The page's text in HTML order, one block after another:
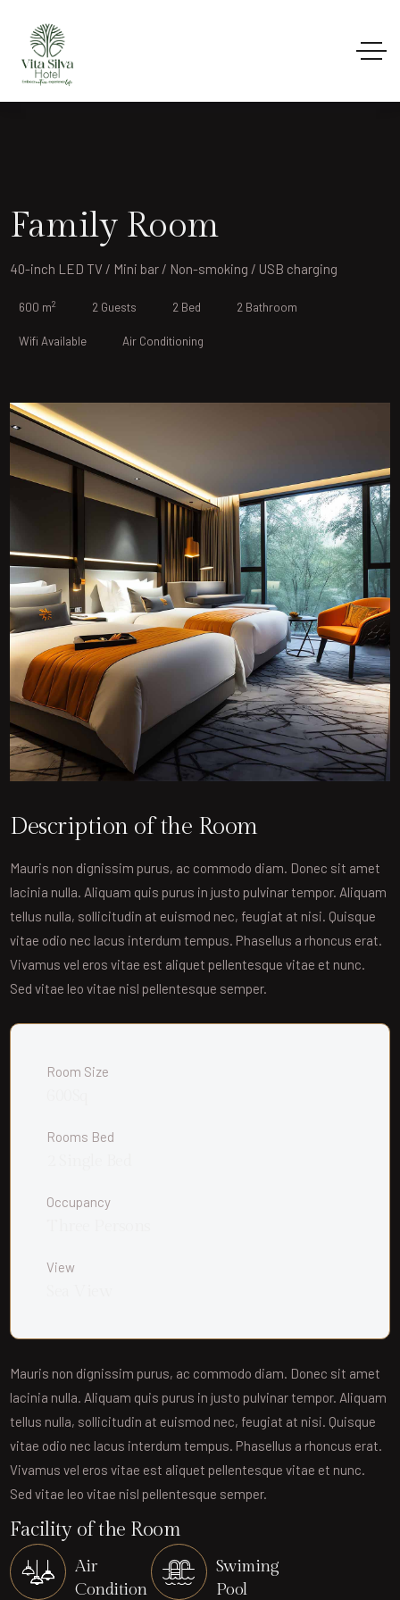
Family Room
40-inch LED TV / Mini bar / Non-smoking / USB charging
600 m2 2 Guests 2 Bed 2 Bathroom
Wifi Available Air Conditioning
Description of the Room
Mauris non dignissim purus, ac commodo diam. Donec sit amet
lacinia nulla. Aliquam quis purus in justo pulvinar tempor. Aliquam
tellus nulla, sollicitudin at euismod nec, feugiat at nisi. Quisque
vitae odio nec lacus interdum tempus. Phasellus a rhoncus erat.
Vivamus vel eros vitae est aliquet pellentesque vitae et nunc.
Sed vitae leo vitae nisl pellentesque semper.
Room Size
Rooms Bed
Occupancy
View
Mauris non dignissim purus, ac commodo diam. Donec sit amet
lacinia nulla. Aliquam quis purus in justo pulvinar tempor. Aliquam
tellus nulla, sollicitudin at euismod nec, feugiat at nisi. Quisque
vitae odio nec lacus interdum tempus. Phasellus a rhoncus erat.
Vivamus vel eros vitae est aliquet pellentesque vitae et nunc.
Sed vitae leo vitae nisl pellentesque semper.
Facility of the Room
Air
Condition
Swiming
Pool